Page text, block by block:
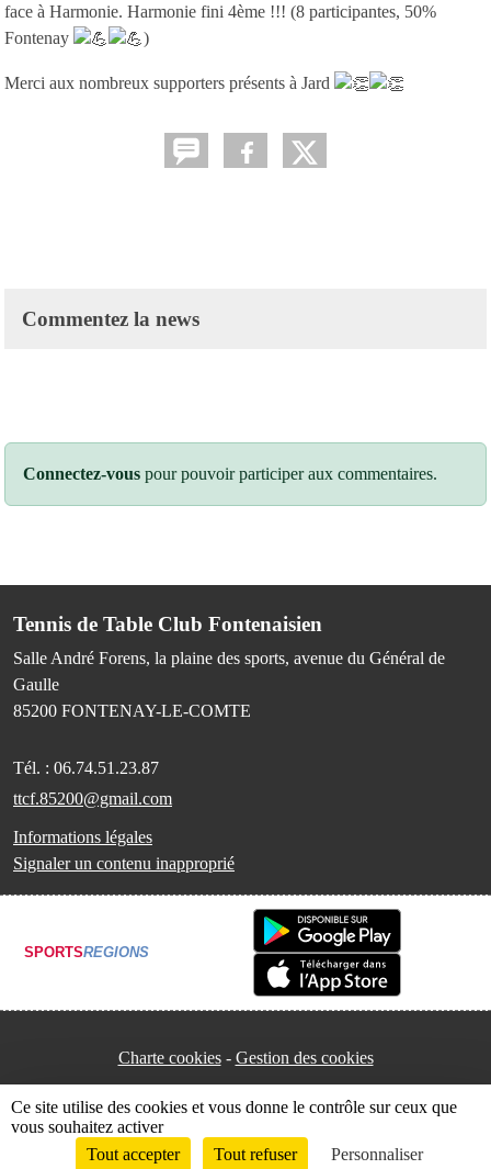
face à Harmonie. Harmonie fini 4ème !!! (8 participantes, 50%
Fontenay
)
Merci aux nombreux supporters présents à Jard
Commentez la news
Connectez-vous pour pouvoir participer aux commentaires.
Tennis de Table Club Fontenaisien
Salle André Forens, la plaine des sports, avenue du Général de
Gaulle
85200 FONTENAY-LE-COMTE
Tél. : 06.74.51.23.87
ttcf.85200@gmail.com
Informations légales
Signaler un contenu inapproprié
SPORTSREGIONS
Charte cookies Gestion des cookies
Envie de participer ? Connexion
Ce site utilise des cookies et vous donne le contrôle sur ceux que
vous souhaitez activer
Tout accepter
Tout refuser Personnaliser